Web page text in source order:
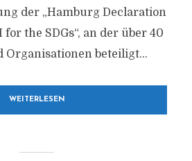
der „Hamburg Declaration
for the SDGs“, an der über 40
Organisationen beteiligt...
WEITERLESEN